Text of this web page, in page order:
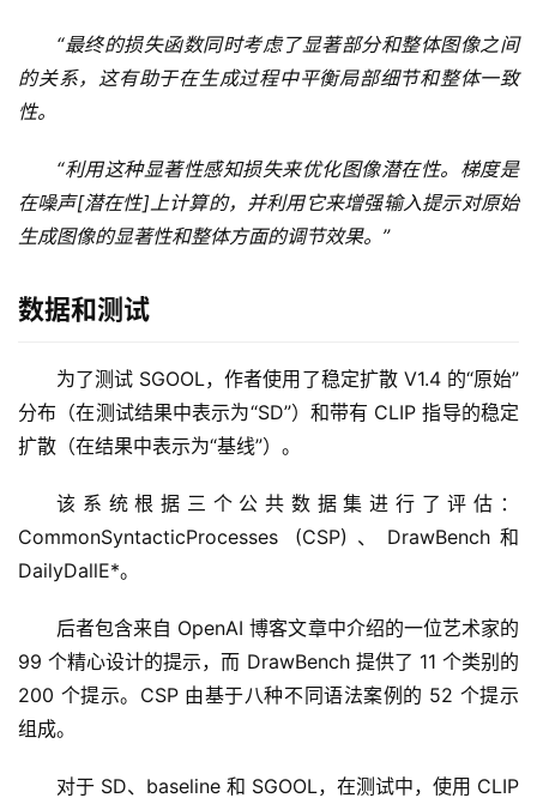
“最终的损失函数同时考虑了显著部分和整体图像之间
的关系，这有助于在生成过程中平衡局部细节和整体一致
性。
“利用这种显著性感知损失来优化图像潜在性。梯度是
在噪声[潜在性]上计算的，并利用它来增强输入提示对原始
生成图像的显著性和整体方面的调节效果。”
数据和测试
为了测试 SGOOL，作者使用了稳定扩散 V1.4 的“原始”
分布（在测试结果中表示为“SD”）和带有 CLIP 指导的稳定
扩散（在结果中表示为“基线”）。
该系统根据三个公共数据集进行了评估：
CommonSyntacticProcesses (CSP)、DrawBench和
DailyDallE*。
后者包含来自 OpenAI 博客文章中介绍的一位艺术家的
99 个精心设计的提示，而 DrawBench 提供了 11 个类别的
200 个提示。CSP 由基于八种不同语法案例的 52 个提示
组成。
对于 SD、baseline 和 SGOOL，在测试中，使用 CLIP